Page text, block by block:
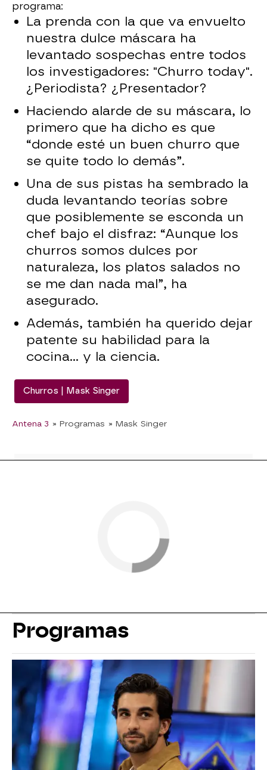
programa:
La prenda con la que va envuelto
nuestra dulce máscara ha
levantado sospechas entre todos
los investigadores: "Churro today".
¿Periodista? ¿Presentador?
Haciendo alarde de su máscara, lo
primero que ha dicho es que
“donde esté un buen churro que
se quite todo lo demás”.
Una de sus pistas ha sembrado la
duda levantando teorías sobre
que posiblemente se esconda un
chef bajo el disfraz: “Aunque los
churros somos dulces por
naturaleza, los platos salados no
se me dan nada mal”, ha
asegurado.
Además, también ha querido dejar
patente su habilidad para la
cocina... y la ciencia.
Churros | Mask Singer
Antena 3 » Programas » Mask Singer
Programas